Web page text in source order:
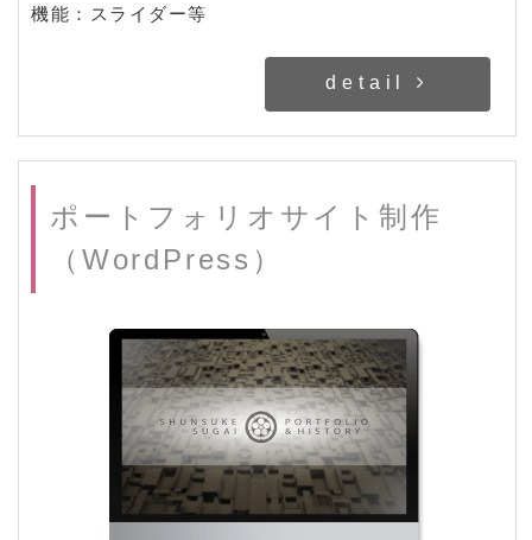
機能：スライダー等
detail
ポートフォリオサイト制作
（WordPress）